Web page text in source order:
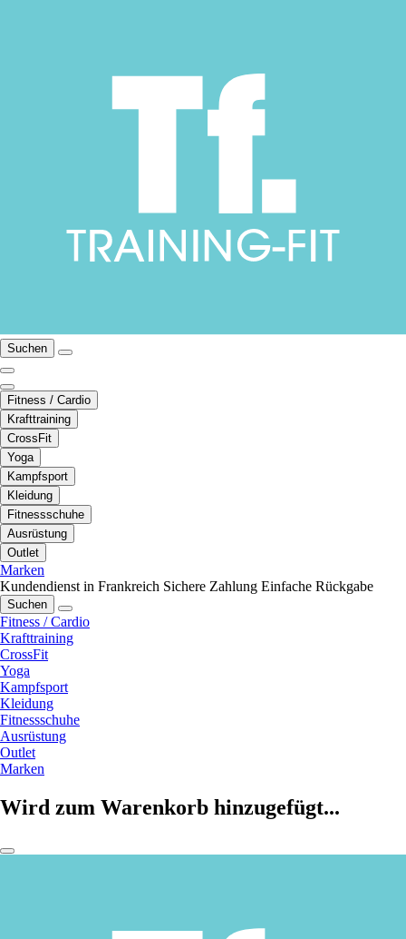
Suchen
Fitness / Cardio
Krafttraining
CrossFit
Yoga
Kampfsport
Kleidung
Fitnessschuhe
Ausrüstung
Outlet
Marken
Kundendienst in Frankreich Sichere Zahlung Einfache Rückgabe
Suchen
Fitness / Cardio
Krafttraining
CrossFit
Yoga
Kampfsport
Kleidung
Fitnessschuhe
Ausrüstung
Outlet
Marken
Wird zum Warenkorb hinzugefügt...